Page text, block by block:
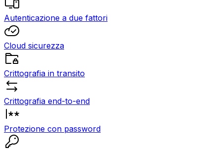
Autenticazione a due fattori
Cloud sicurezza
Crittografia in transito
Crittografia end-to-end
Protezione con password